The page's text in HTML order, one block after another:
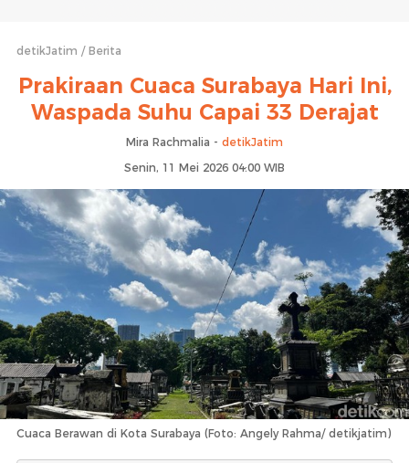
detikJatim Berita
Prakiraan Cuaca Surabaya Hari Ini,
Waspada Suhu Capai 33 Derajat
Mira Rachmalia - detikJatim
Senin, 11 Mei 2026 04:00 WIB
Cuaca Berawan di Kota Surabaya (Foto: Angely Rahma/ detikjatim)